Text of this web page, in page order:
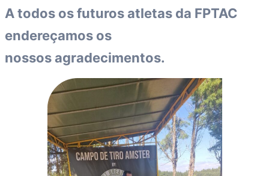
A todos os futuros atletas da FPTAC
endereçamos os
nossos agradecimentos.